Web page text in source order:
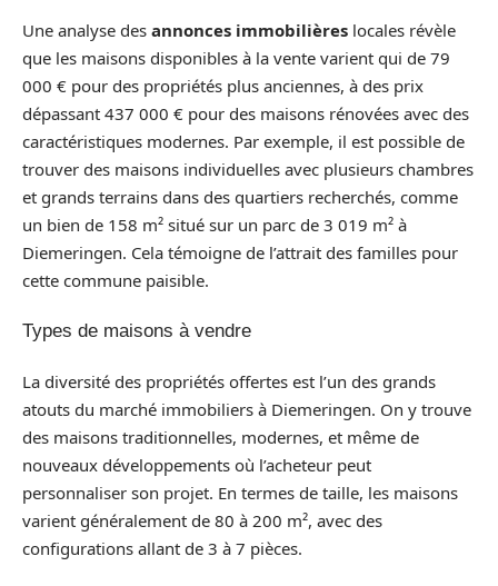
Une analyse des annonces immobilières locales révèle
que les maisons disponibles à la vente varient qui de 79
000 € pour des propriétés plus anciennes, à des prix
dépassant 437 000 € pour des maisons rénovées avec des
caractéristiques modernes. Par exemple, il est possible de
trouver des maisons individuelles avec plusieurs chambres
et grands terrains dans des quartiers recherchés, comme
un bien de 158 m² situé sur un parc de 3 019 m² à
Diemeringen. Cela témoigne de l’attrait des familles pour
cette commune paisible.
Types de maisons à vendre
La diversité des propriétés offertes est l’un des grands
atouts du marché immobiliers à Diemeringen. On y trouve
des maisons traditionnelles, modernes, et même de
nouveaux développements où l’acheteur peut
personnaliser son projet. En termes de taille, les maisons
varient généralement de 80 à 200 m², avec des
configurations allant de 3 à 7 pièces.